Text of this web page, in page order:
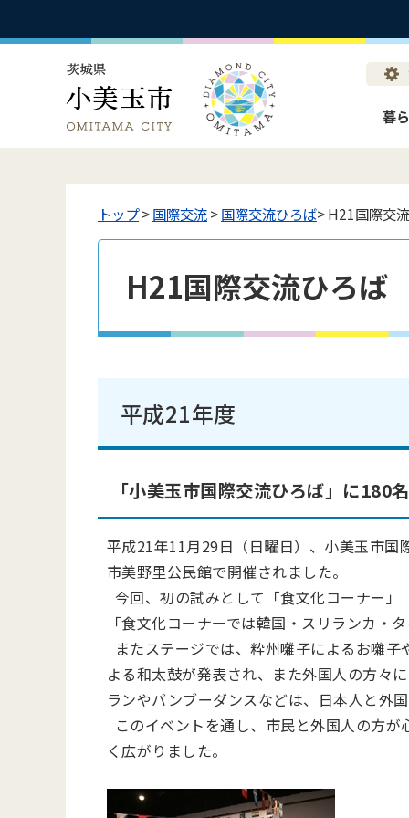
暮
トップ>国際交流>国際交流ひろば> H21国際交
H21国際交流ひろば
平成21年度
「小美玉市国際交流ひろば」に180
平成21年11月29日（日曜日）、小美玉市
市美野里公民館で開催されました。
今回、初の試みとして「食文化コーナー
「食文化コーナーでは韓国・スリランカ・
またステージでは、粋州囃子によるお囃
よる和太鼓が発表され、また外国人の方々
ランやバンブーダンスなどは、日本人と外
このイベントを通し、市民と外国人の方
く広がりました。